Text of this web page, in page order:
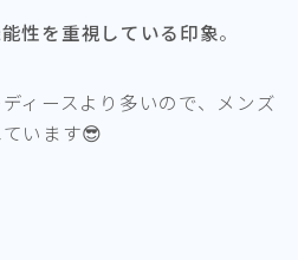
性を重視している印象。
ィースより多いので、メンズ
います😎